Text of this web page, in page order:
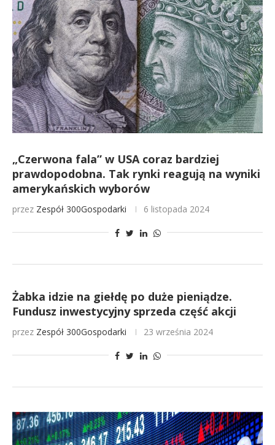
„Czerwona fala” w USA coraz bardziej
prawdopodobna. Tak rynki reagują na wyniki
amerykańskich wyborów
przez Zespół 300Gospodarki 6 listopada 2024
Żabka idzie na giełdę po duże pieniądze.
Fundusz inwestycyjny sprzeda część akcji
przez Zespół 300Gospodarki 23 września 2024